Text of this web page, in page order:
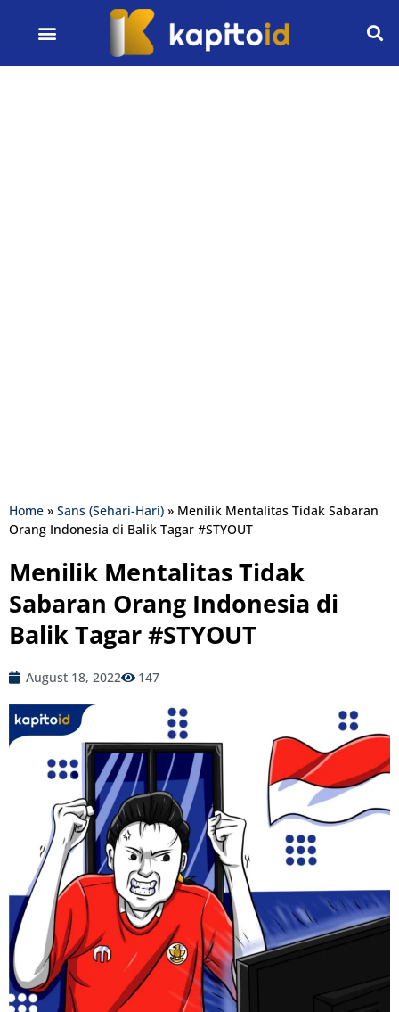
Home » Sans (Sehari-Hari) » Menilik Mentalitas Tidak Sabaran
Orang Indonesia di Balik Tagar #STYOUT
Menilik Mentalitas Tidak
Sabaran Orang Indonesia di
Balik Tagar #STYOUT
August 18, 2022 147